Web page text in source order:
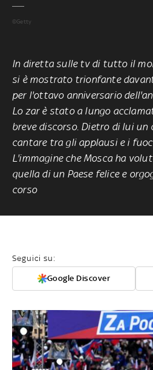
©Getty
In diretta sulle tv di tutto il
si è mostrato trionfante
per l'ottavo anniversario
Lo zar è stato a lungo
breve discorso. Dietro di lui un
cantare tra gli applausi e i
L'immagine che Mosca ha
quella di un Paese felice e
corso
Seguici su:
Google Discover